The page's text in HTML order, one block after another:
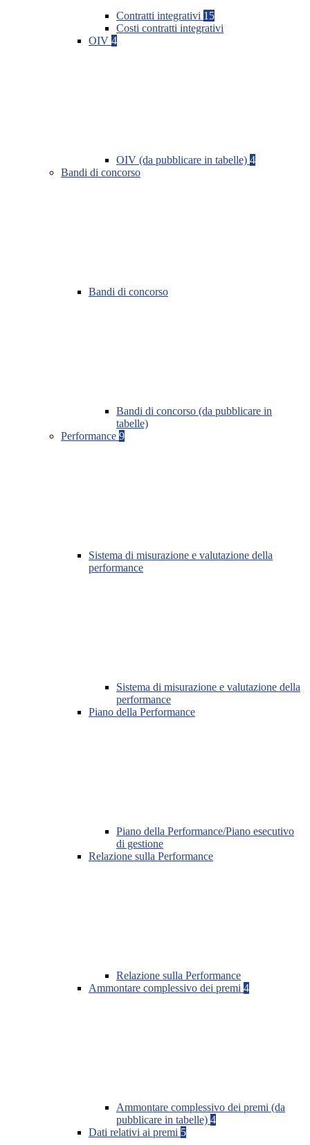
Contratti integrativi 15
Costi contratti integrativi
OIV 4
OIV (da pubblicare in tabelle) 4
Bandi di concorso
Bandi di concorso
Bandi di concorso (da pubblicare in
tabelle)
Performance 9
Sistema di misurazione e valutazione della
performance
Sistema di misurazione e valutazione della
performance
Piano della Performance
Piano della Performance/Piano esecutivo
di gestione
Relazione sulla Performance
Relazione sulla Performance
Ammontare complessivo dei premi 4
Ammontare complessivo dei premi (da
pubblicare in tabelle) 4
Dati relativi ai premi 5